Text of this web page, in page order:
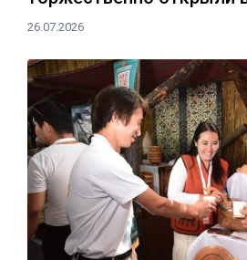
26.07.2026